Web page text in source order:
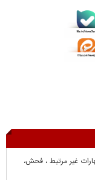
غير مرتبط ، فحش،